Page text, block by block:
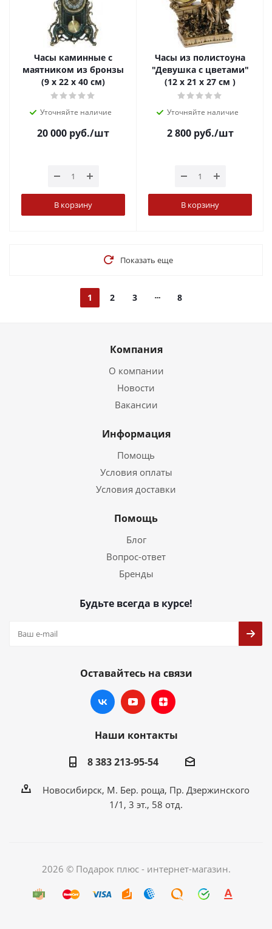
Часы каминные с
маятником из бронзы
(9 х 22 х 40 см)
Уточняйте наличие
20 000 руб./шт
В корзину
Часы из полистоуна
"Девушка с цветами"
(12 х 21 х 27 см )
Уточняйте наличие
2 800руб./шт
В корзину
Показать еще
1 2 3 8
Компания
О компании
Новости
Вакансии
Информация
Помощь
Условия оплаты
Условия доставки
Помощь
Блог
Вопрос-ответ
Бренды
Будьте всегда в курсе!
Оставайтесь на связи
Наши контакты
8 383 213-95-54
Новосибирск, М. Бер. роща, Пр. Дзержинского
1/1, 3 эт., 58 отд.
2026 © Подарок плюс - интернет-магазин.